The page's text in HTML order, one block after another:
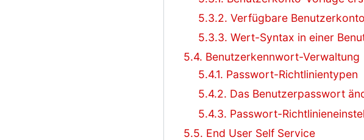
5.3.2. Verfügbare
5.3.3. Wert-Syntax in einer
5.4. Benutzerkennwort-Verwaltung
5.4.1. Passwort-Richtlinientypen
5.4.2. Das Benutzerpasswort
5.4.3. Passwort-
5.5. End User Self Service